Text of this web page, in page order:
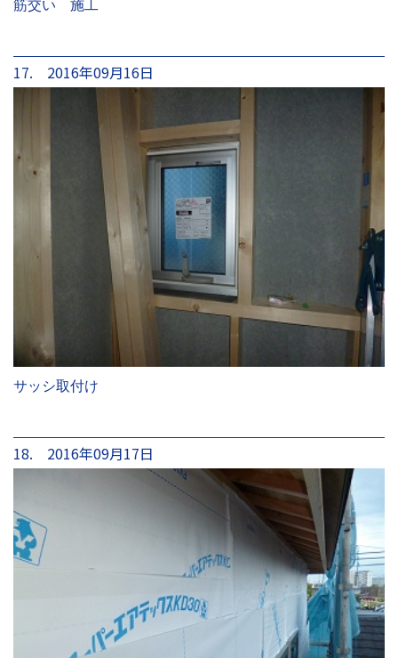
筋交い 施工
17. 2016年09月16日
サッシ取付け
18. 2016年09月17日